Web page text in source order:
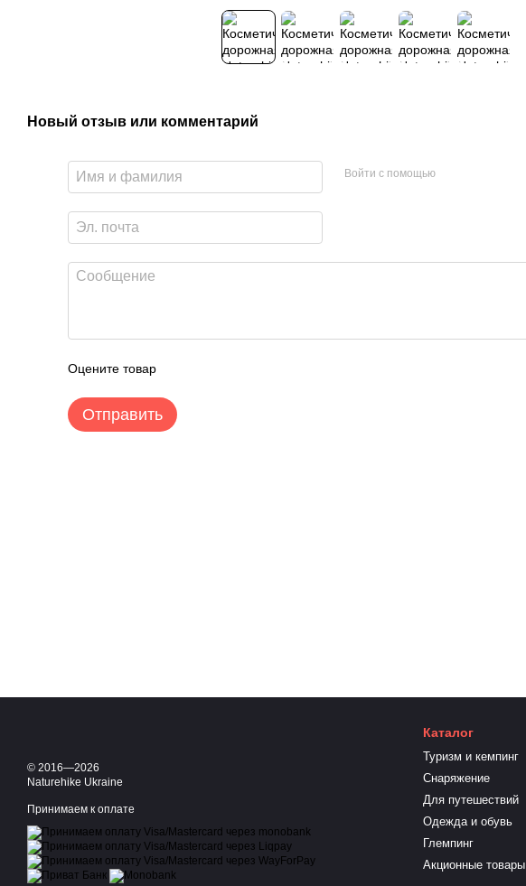
Новый отзыв или комментарий
Войти с помощью
Оцените товар
Отправить
© 2016—2026
Naturehike Ukraine
Принимаем к оплате
Каталог
Туризм и кемпинг
Снаряжение
Для путешествий
Одежда и обувь
Глемпинг
Акционные товары